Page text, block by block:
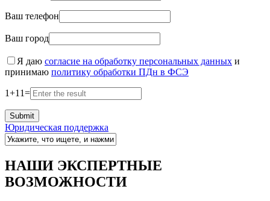
Ваш телефон
Ваш город
Я даю согласие на обработку персональных данных и
принимаю политику обработки ПДн в ФСЭ
1+11=
Юридическая поддержка
НАШИ ЭКСПЕРТНЫЕ
ВОЗМОЖНОСТИ